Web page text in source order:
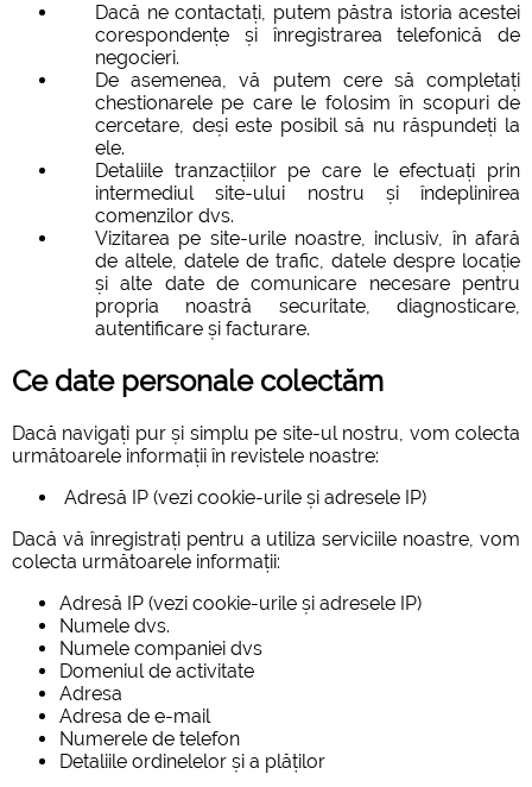
Dacă ne contactați, putem păstra istoria acestei
corespondențe și înregistrarea telefonică de
negocieri.
De asemenea, vă putem cere să completați
chestionarele pe care le folosim în scopuri de
cercetare, deși este posibil să nu răspundeți la
ele.
Detaliile tranzacțiilor pe care le efectuați prin
intermediul site-ului nostru și îndeplinirea
comenzilor dvs.
Vizitarea pe site-urile noastre, inclusiv, în afară
de altele, datele de trafic, datele despre locație
și alte date de comunicare necesare pentru
propria noastră securitate, diagnosticare,
autentificare și facturare.
Ce date personale colectăm
Dacă navigați pur și simplu pe site-ul nostru, vom colecta
următoarele informații în revistele noastre:
Adresă IP (vezi cookie-urile și adresele IP)
Dacă vă înregistrați pentru a utiliza serviciile noastre, vom
colecta următoarele informații:
Adresă IP (vezi cookie-urile și adresele IP)
Numele dvs.
Numele companiei dvs
Domeniul de activitate
Adresa
Adresa de e-mail
Numerele de telefon
Detaliile ordinelelor și a plăților